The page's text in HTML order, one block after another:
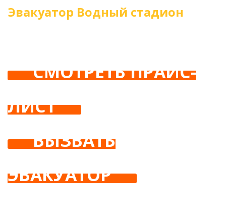
Эвакуатор Водный стадион
СМОТРЕТЬ ПРАЙС-
ЛИСТ
ВЫЗВАТЬ
ЭВАКУАТОР